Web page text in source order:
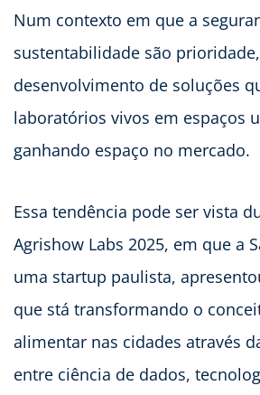
Num contexto em que a
sustentabilidade são
desenvolvimento de soluções
laboratórios vivos em espaços
ganhando espaço no mercado.
Essa tendência pode ser vista
Agrishow Labs 2025, em que a
uma startup paulista,
que stá transformando o
alimentar nas cidades através
entre ciência de dados,